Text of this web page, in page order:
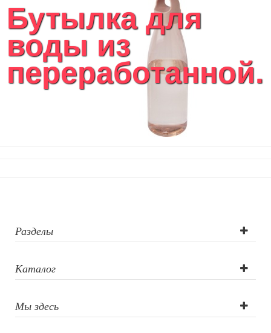
Бутылка для
воды из
Разделы
Каталог
Мы здесь